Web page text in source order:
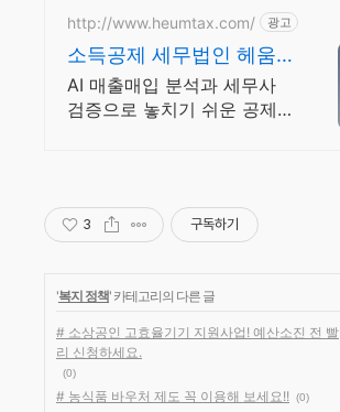
http://www.heumtax.com/ 광고
소득공제 세무법인 헤움
실시간 카톡 상담 지원
AI 매출매입 분석과 세무사
검증으로 놓치기 쉬운 공제
3 구독하기
'복지 정책' 카테고리의 다른 글
# 소상공인 고효율기기 지원사업! 예산소진 전 빨
리 신청하세요.
(0)
# 농식품 바우처 제도 꼭 이용해 보세요!! (0)